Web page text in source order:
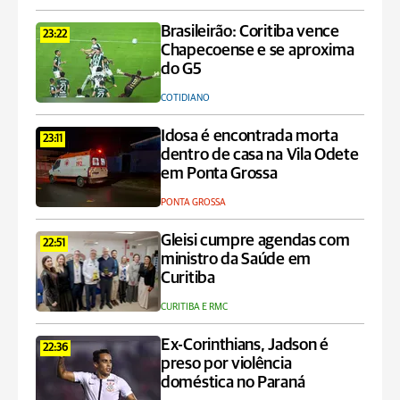
23:22
Brasileirão: Coritiba vence
Chapecoense e se aproxima
do G5
COTIDIANO
23:11
Idosa é encontrada morta
dentro de casa na Vila Odete
em Ponta Grossa
PONTA GROSSA
22:51
Gleisi cumpre agendas com
ministro da Saúde em
Curitiba
CURITIBA E RMC
22:36
Ex-Corinthians, Jadson é
preso por violência
doméstica no Paraná